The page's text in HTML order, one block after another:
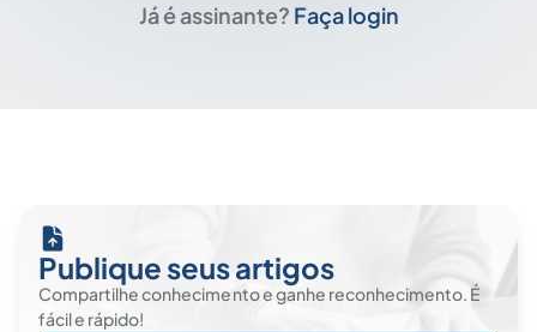
Já é assinante? Faça login
Publique seus artigos
Compartilhe conhecimento e ganhe reconhecimento. É
fácil e rápido!